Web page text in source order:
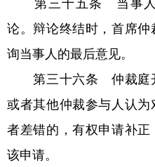
第三十五条 当事人
论。辩论终结时，首席
询当事人的最后意见。
第三十六条 仲裁庭开
或者其他仲裁参与人认
者差错的，有权申请补
该申请。